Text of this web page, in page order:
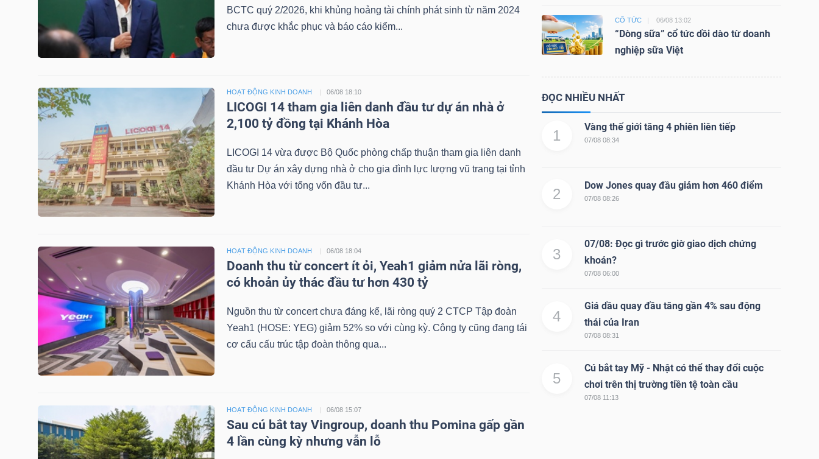
BCTC quý 2/2026, khi khủng hoảng tài chính phát sinh từ năm 2024
chưa được khắc phục và báo cáo kiểm...
HOẠT ĐỘNG KINH DOANH 06/08 18:10
LICOGI 14 tham gia liên danh đầu tư dự án nhà ở
2,100 tỷ đồng tại Khánh Hòa
LICOGI 14 vừa được Bộ Quốc phòng chấp thuận tham gia liên danh
đầu tư Dự án xây dựng nhà ở cho gia đình lực lượng vũ trang tại tỉnh
Khánh Hòa với tổng vốn đầu tư...
HOẠT ĐỘNG KINH DOANH 06/08 18:04
Doanh thu từ concert ít ỏi, Yeah1 giảm nửa lãi ròng,
có khoản ủy thác đầu tư hơn 430 tỷ
Nguồn thu từ concert chưa đáng kể, lãi ròng quý 2 CTCP Tập đoàn
Yeah1 (HOSE: YEG) giảm 52% so với cùng kỳ. Công ty cũng đang tái
cơ cấu cấu trúc tập đoàn thông qua...
HOẠT ĐỘNG KINH DOANH 06/08 15:07
Sau cú bắt tay Vingroup, doanh thu Pomina gấp gần
4 lần cùng kỳ nhưng vẫn lỗ
CỔ TỨC 06/08 13:02
“Dòng sữa” cổ tức dồi dào từ doanh
nghiệp sữa Việt
ĐỌC NHIỀU NHẤT
1
Vàng thế giới tăng 4 phiên liên tiếp
07/08 08:34
2
Dow Jones quay đầu giảm hơn 460 điểm
07/08 08:26
3
07/08: Đọc gì trước giờ giao dịch chứng
khoán?
07/08 06:00
4
Giá dầu quay đầu tăng gần 4% sau động
thái của Iran
07/08 08:31
5
Cú bắt tay Mỹ - Nhật có thể thay đổi cuộc
chơi trên thị trường tiền tệ toàn cầu
07/08 11:13
CÔNG
ĐẦU
LIỆU
Ngành
SECTOR
NĂNG
LƯỢNG
NGUYÊN